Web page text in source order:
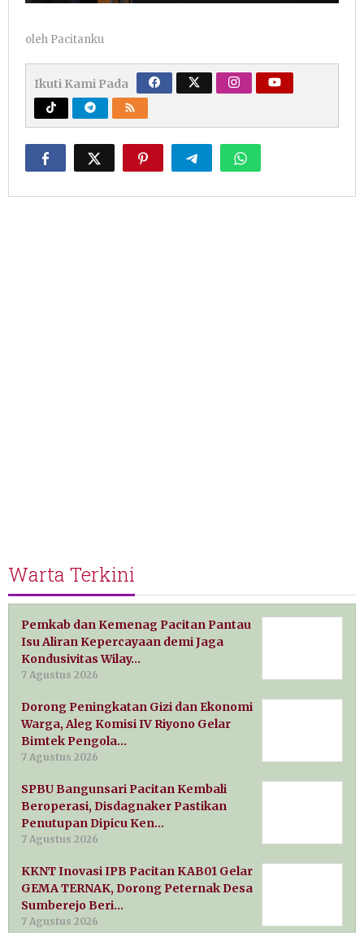
oleh Pacitanku
Ikuti Kami Pada
Warta Terkini
Pemkab dan Kemenag Pacitan Pantau
Isu Aliran Kepercayaan demi Jaga
Kondusivitas Wilay…
7 Agustus 2026
Dorong Peningkatan Gizi dan Ekonomi
Warga, Aleg Komisi IV Riyono Gelar
Bimtek Pengola…
7 Agustus 2026
SPBU Bangunsari Pacitan Kembali
Beroperasi, Disdagnaker Pastikan
Penutupan Dipicu Ken…
7 Agustus 2026
KKNT Inovasi IPB Pacitan KAB01 Gelar
GEMA TERNAK, Dorong Peternak Desa
Sumberejo Beri…
7 Agustus 2026